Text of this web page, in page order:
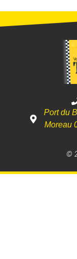
Port du
Moreau
©